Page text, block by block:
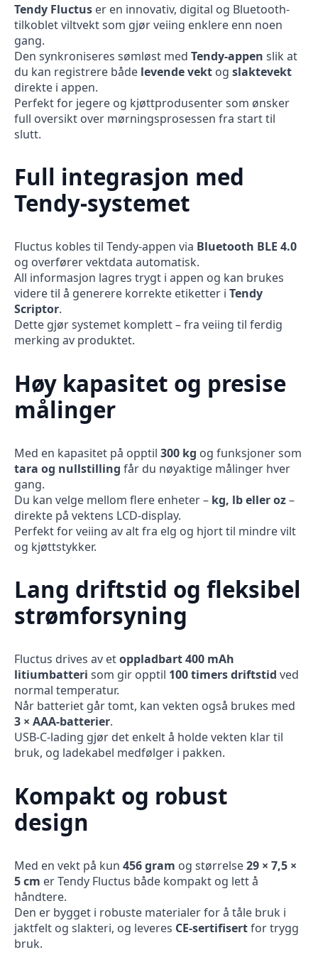
Tendy Fluctus er en innovativ, digital og Bluetooth-
tilkoblet viltvekt som gjør veiing enklere enn noen
gang.
Den synkroniseres sømløst med Tendy-appen slik at
du kan registrere både levende vekt og slaktevekt
direkte i appen.
Perfekt for jegere og kjøttprodusenter som ønsker
full oversikt over mørningsprosessen fra start til
slutt.
Full integrasjon med
Tendy-systemet
Fluctus kobles til Tendy-appen via Bluetooth BLE 4.0
og overfører vektdata automatisk.
All informasjon lagres trygt i appen og kan brukes
videre til å generere korrekte etiketter i Tendy
Scriptor.
Dette gjør systemet komplett – fra veiing til ferdig
merking av produktet.
Høy kapasitet og presise
målinger
Med en kapasitet på opptil 300 kg og funksjoner som
tara og nullstilling får du nøyaktige målinger hver
gang.
Du kan velge mellom flere enheter – kg, lb eller oz–
direkte på vektens LCD-display.
Perfekt for veiing av alt fra elg og hjort til mindre vilt
og kjøttstykker.
Lang driftstid og fleksibel
strømforsyning
Fluctus drives av etoppladbart 400 mAh
litiumbatteri som gir opptil 100 timers driftstid ved
normal temperatur.
Når batteriet går tomt, kan vekten også brukes med
3 × AAA-batterier.
USB-C-lading gjør det enkelt å holde vekten klar til
bruk, og ladekabel medfølger i pakken.
Kompakt og robust
design
Med en vekt på kun 456 gram og størrelse29 × 7,5 ×
5 cm er Tendy Fluctus både kompakt og lett å
håndtere.
Den er bygget i robuste materialer for å tåle bruk i
jaktfelt og slakteri, og leveres CE-sertifisertfor trygg
bruk.